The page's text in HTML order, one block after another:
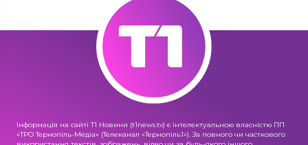
Інформація на сайті Т1 Новини (t1news.tv) є інтелектуальною власністю ПП
«ТРО Тернопіль-Медіа» (Телеканал «Тернопіль1»). За повного чи часткового